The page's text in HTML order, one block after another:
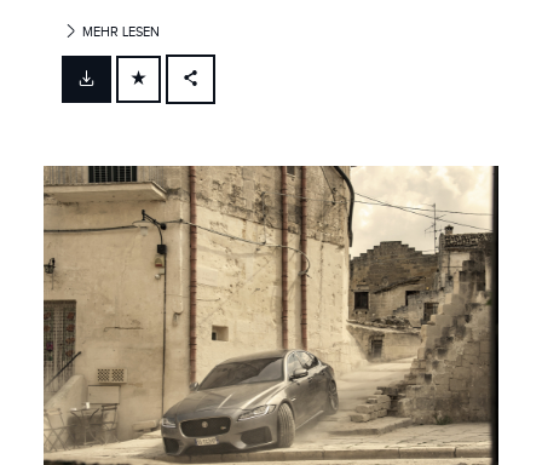
MEHR LESEN
FACEBOOK
LINKEDIN
SHARE